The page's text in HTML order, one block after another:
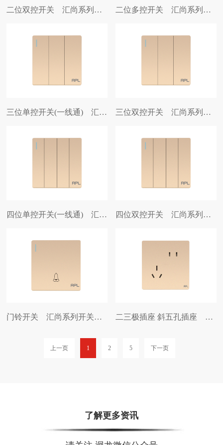
二位双控开关 汇尚系列开关插座 二位多控开关 汇尚系列开关插座
三位单控开关(一线通) 汇尚系列开关插座 三位双控开关 汇尚系列开关插座
四位单控开关(一线通) 汇尚系列开关插座 四位双控开关 汇尚系列开关插座
门铃开关 汇尚系列开关插座 二三极插座 斜五孔插座 汇尚系列开关插座
上一页 1 2 5 下一页
了解更多资讯